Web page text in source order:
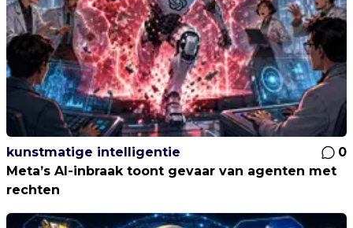
kunstmatige intelligentie
0
Meta’s AI-inbraak toont gevaar van agenten met
rechten